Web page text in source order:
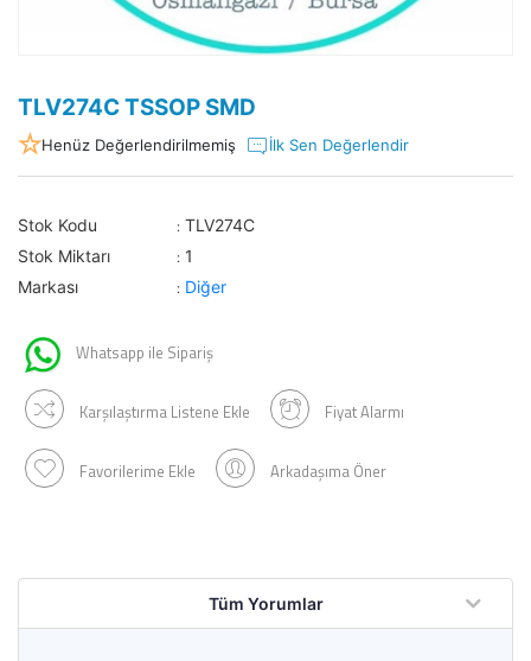
TLV274C TSSOP SMD
Henüz Değerlendirilmemiş İlk Sen Değerlendir
Stok Kodu : TLV274C
Stok Miktarı
: 1
Markası
: Diğer
Whatsapp ile Sipariş
Karşılaştırma Listene Ekle Fiyat Alarmı
Favorilerime Ekle Arkadaşıma Öner
Tüm Yorumlar